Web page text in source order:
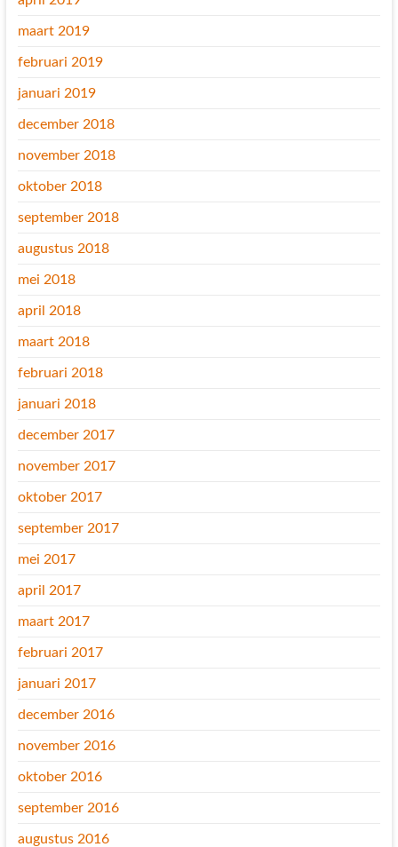
maart 2019
februari 2019
januari 2019
december 2018
november 2018
oktober 2018
september 2018
augustus 2018
mei 2018
april 2018
maart 2018
februari 2018
januari 2018
december 2017
november 2017
oktober 2017
september 2017
mei 2017
april 2017
maart 2017
februari 2017
januari 2017
december 2016
november 2016
oktober 2016
september 2016
augustus 2016